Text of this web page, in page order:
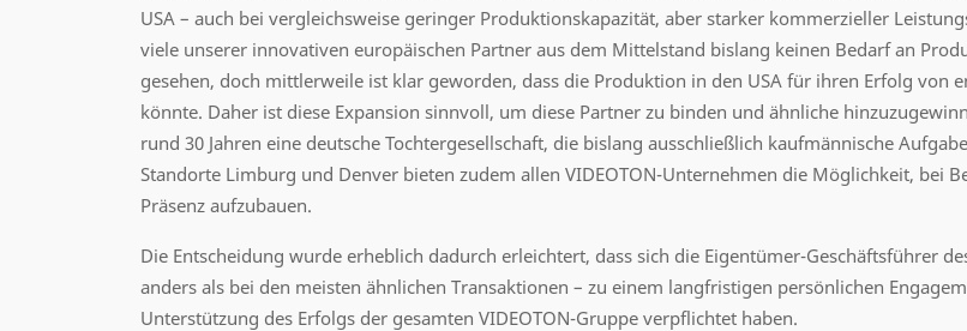
USA – auch bei vergleichsweise geringer Produktionskapazität, aber starker kommerzieller
viele unserer innovativen europäischen Partner aus dem Mittelstand bislang keinen Bedarf an
gesehen, doch mittlerweile ist klar geworden, dass die Produktion in den USA für ihren Erfolg von
könnte. Daher ist diese Expansion sinnvoll, um diese Partner zu binden und ähnliche
rund 30 Jahren eine deutsche Tochtergesellschaft, die bislang ausschließlich kaufmännische
Standorte Limburg und Denver bieten zudem allen VIDEOTON-Unternehmen die Möglichkeit, bei
Präsenz aufzubauen.
Die Entscheidung wurde erheblich dadurch erleichtert, dass sich die Eigentümer-Geschäftsführer
anders als bei den meisten ähnlichen Transaktionen – zu einem langfristigen persönlichen
Unterstützung des Erfolgs der gesamten VIDEOTON-Gruppe verpflichtet haben.